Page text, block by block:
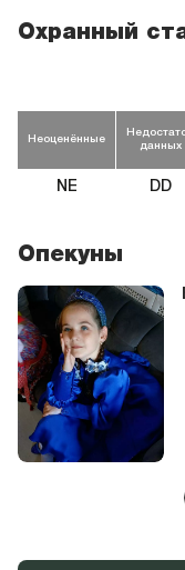
Охранный
Неоценённые
NE
данных
DD
Опекуны